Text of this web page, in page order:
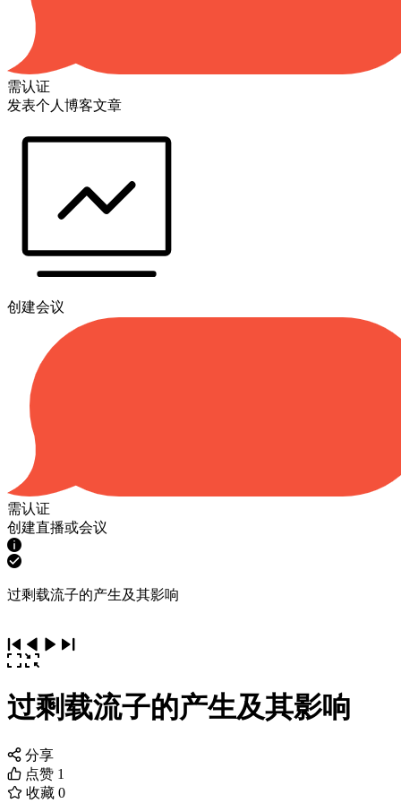
需认证
发表个人博客文章
创建会议
需认证
创建直播或会议
过剩载流子的产生及其影响
过剩载流子的产生及其影响
分享
点赞 1
收藏 0